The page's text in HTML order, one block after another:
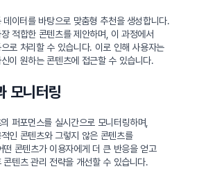
이터를 바탕으로 맞춤형 추천을 생성합니다.
적합한 콘텐츠를 제안하며, 이 과정에서
로 처리할 수 있습니다. 이로 인해 사용자는
이 원하는 콘텐츠에 접근할 수 있습니다.
모니터링
퍼포먼스를 실시간으로 모니터링하며,
인 콘텐츠와 그렇지 않은 콘텐츠를
떤 콘텐츠가 이용자에게 더 큰 반응을 얻고
콘텐츠 관리 전략을 개선할 수 있습니다.